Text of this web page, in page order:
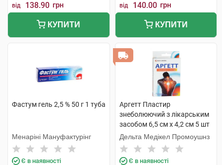
від 138.90 грн
КУПИТИ
від 140.00 грн
КУПИТИ
Фастум гель 2,5 % 50 г 1 туба
Менаріні Мануфактурінг
Є в наявності
Аргетт Пластир
знеболюючий з лікарським
засобом 6,5 см х 4,2 см 5 шт
Дельта Медікел Промоушнз
Є в наявності